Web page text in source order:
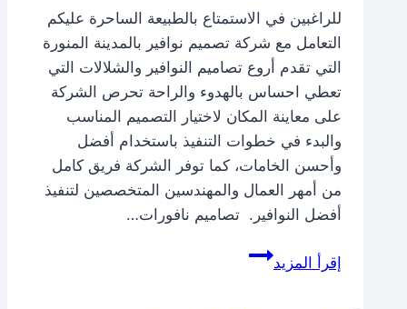
للراغبين في الاستمتاع بالطبيعة الساحرة عليكم
التعامل مع شركة تصميم نوافير بالمدينة المنورة
التي تقدم أروع تصاميم النوافير والشلالات التي
تعطي احساس بالهدوء والراحة تحرص الشركة
على معاينة المكان لاختيار التصميم المناسب
والبدء في خطوات التنفيذ باستخدام أفضل
وأحسن الخامات، كما توفر الشركة فريق كامل
من أمهر العمال والمهندسين المتخصصين لتنفيذ
أفضل النوافير. تصاميم نافورات…
إقرأ المزيدشركة